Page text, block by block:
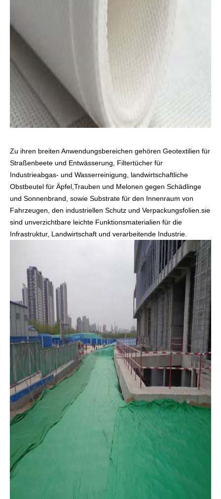
Zu ihren breiten Anwendungsbereichen gehören Geotextilien für
Straßenbeete und Entwässerung, Filtertücher für
Industrieabgas- und Wasserreinigung, landwirtschaftliche
Obstbeutel für Äpfel,Trauben und Melonen gegen Schädlinge
und Sonnenbrand, sowie Substrate für den Innenraum von
Fahrzeugen, den industriellen Schutz und Verpackungsfolien.sie
sind unverzichtbare leichte Funktionsmaterialien für die
Infrastruktur, Landwirtschaft und verarbeitende Industrie.